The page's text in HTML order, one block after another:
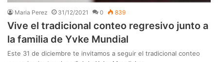
Maria Perez 31/12/2021 0 839
Vive el tradicional conteo regresivo junto a
la familia de Yvke Mundial
Este 31 de diciembre te invitamos a seguir el tradicional conteo